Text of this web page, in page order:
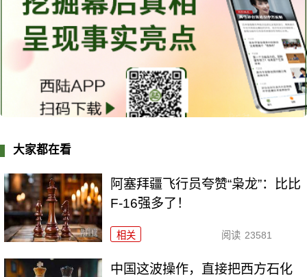
大家都在看
阿塞拜疆飞行员夸赞“枭龙”：比比
F-16强多了！
相关 阅读 23581
中国这波操作，直接把西方石化